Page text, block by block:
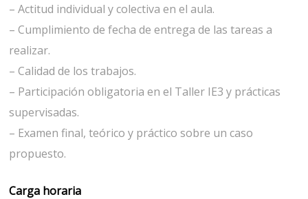
– Actitud individual y colectiva en el aula.
– Cumplimiento de fecha de entrega de las tareas a
realizar.
– Calidad de los trabajos.
– Participación obligatoria en el Taller IE3 y prácticas
supervisadas.
– Examen final, teórico y práctico sobre un caso
propuesto.
Carga horaria